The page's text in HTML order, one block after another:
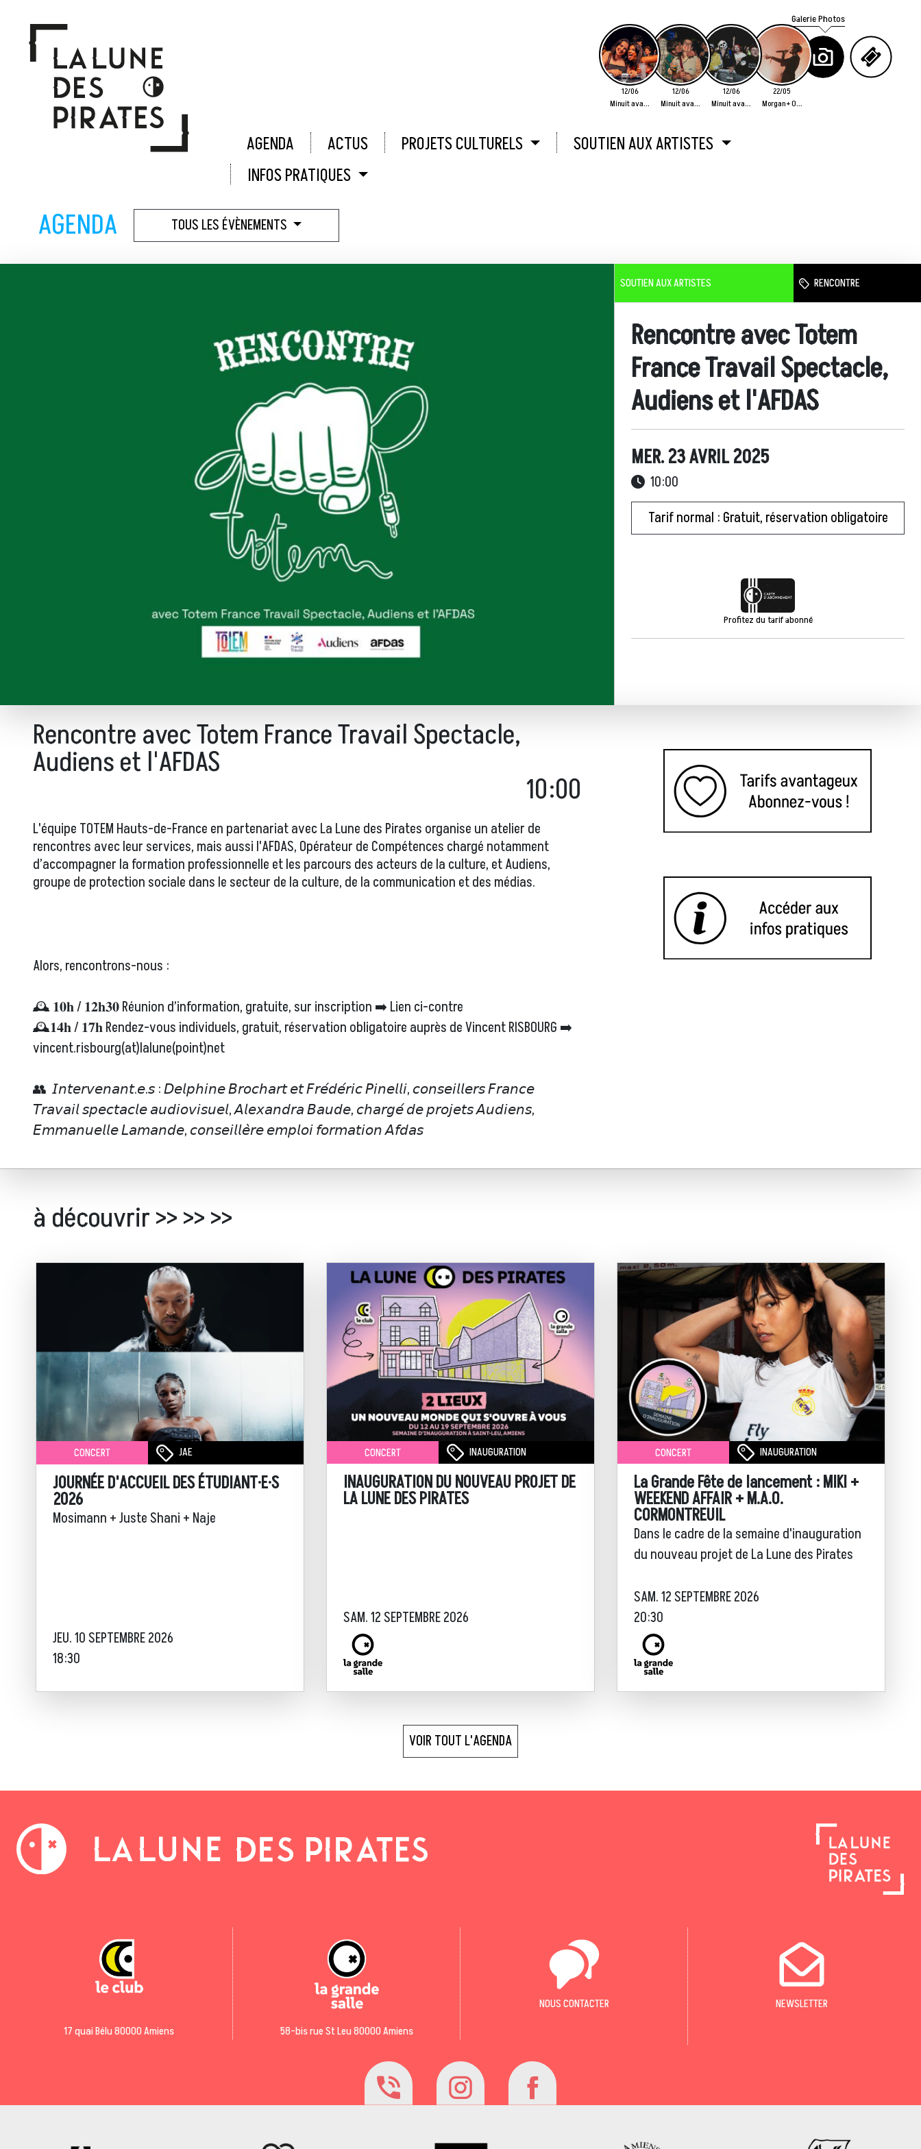
12/06
Minuit ava...
12/06
Minuit ava...
12/06
Minuit ava...
22/05
Morgan + O...
Galerie Photos
AGENDA ACTUS PROJETS CULTURELS
SOUTIEN AUX ARTISTES
INFOS PRATIQUES
AGENDA TOUS LES ÉVÈNEMENTS
SOUTIEN AUX ARTISTES RENCONTRE
Rencontre avec Totem
France Travail Spectacle,
Audiens et l'AFDAS
MER. 23 AVRIL 2025
10:00
Tarif normal : Gratuit, réservation obligatoire
Profitez du tarif abonné
Rencontre avec Totem France Travail Spectacle,
Audiens et l'AFDAS
10:00
L'équipe TOTEM Hauts-de-France en partenariat avec La Lune des Pirates organise un atelier de
rencontres avec leur services, mais aussi l'AFDAS, Opérateur de Compétences chargé notamment
d’accompagner la formation professionnelle et les parcours des acteurs de la culture, et Audiens,
groupe de protection sociale dans le secteur de la culture, de la communication et des médias.
Alors, rencontrons-nous :
🕰️ 𝟏𝟎𝐡 / 𝟏𝟐𝐡𝟑𝟎 Réunion d’information, gratuite, sur inscription ➡️ Lien ci-contre
🕰️𝟏𝟒𝐡 / 𝟏𝟕𝐡 Rendez-vous individuels, gratuit, réservation obligatoire auprès de Vincent RISBOURG ➡️
vincent.risbourg(at)lalune(point)net
👥 𝘐𝘯𝘵𝘦𝘳𝘷𝘦𝘯𝘢𝘯𝘵.𝘦.𝘴 : 𝘋𝘦𝘭𝘱𝘩𝘪𝘯𝘦 𝘉𝘳𝘰𝘤𝘩𝘢𝘳𝘵 𝘦𝘵 𝘍𝘳𝘦́𝘥𝘦́𝘳𝘪𝘤 𝘗𝘪𝘯𝘦𝘭𝘭𝘪, 𝘤𝘰𝘯𝘴𝘦𝘪𝘭𝘭𝘦𝘳𝘴 𝘍𝘳𝘢𝘯𝘤𝘦
𝘛𝘳𝘢𝘷𝘢𝘪𝘭 𝘴𝘱𝘦𝘤𝘵𝘢𝘤𝘭𝘦 𝘢𝘶𝘥𝘪𝘰𝘷𝘪𝘴𝘶𝘦𝘭, 𝘈𝘭𝘦𝘹𝘢𝘯𝘥𝘳𝘢 𝘉𝘢𝘶𝘥𝘦, 𝘤𝘩𝘢𝘳𝘨𝘦́ 𝘥𝘦 𝘱𝘳𝘰𝘫𝘦𝘵𝘴 𝘈𝘶𝘥𝘪𝘦𝘯𝘴,
𝘌𝘮𝘮𝘢𝘯𝘶𝘦𝘭𝘭𝘦 𝘓𝘢𝘮𝘢𝘯𝘥𝘦, 𝘤𝘰𝘯𝘴𝘦𝘪𝘭𝘭𝘦̀𝘳𝘦 𝘦𝘮𝘱𝘭𝘰𝘪 𝘧𝘰𝘳𝘮𝘢𝘵𝘪𝘰𝘯 𝘈𝘧𝘥𝘢𝘴
à découvrir >> >> >>
CONCERT JAE
JOURNÉE D'ACCUEIL DES ÉTUDIANT·E·S
2026
Mosimann + Juste Shani + Naje
JEU. 10 SEPTEMBRE 2026
18:30
CONCERT INAUGURATION
INAUGURATION DU NOUVEAU PROJET DE
LA LUNE DES PIRATES
SAM. 12 SEPTEMBRE 2026
CONCERT INAUGURATION
La Grande Fête de lancement : MIKI +
WEEKEND AFFAIR + M.A.O.
CORMONTREUIL
Dans le cadre de la semaine d'inauguration
du nouveau projet de La Lune des Pirates
SAM. 12 SEPTEMBRE 2026
20:30
VOIR TOUT L'AGENDA
17 quai Bélu 80000 Amiens 58-bis rue St Leu 80000 Amiens
NOUS CONTACTER NEWSLETTER